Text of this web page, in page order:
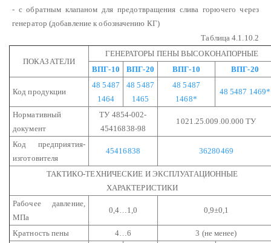
- с обратным клапаном для предотвращения слива горючего через
генератор (добавление к обозначению КГ)
Таблица 4.1.10.2
ПОКАЗАТЕЛИ
ГЕНЕРАТОРЫ ПЕНЫ ВЫСОКОНАПОРНЫЕ
ВПГ-10
ВПГ-20 ВПГ-10 ВПГ-20
Код продукции
48 5487
1464
48 5487
1465
48 5487
1468*
48 5487 1469*
Нормативный
документ
ТУ 4854-002-
45416838-98
1021.25.009.00.000 ТУ
Код предприятия-
изготовителя
45416838 36280469
ТАКТИКО-ТЕХНИЧЕСКИЕ И ЭКСПЛУАТАЦИОННЫЕ
ХАРАКТЕРИСТИКИ
Рабочее давление,
МПа
0,4…1,0 0,9±0,1
Кратность пены 4…6
3 (не менее)